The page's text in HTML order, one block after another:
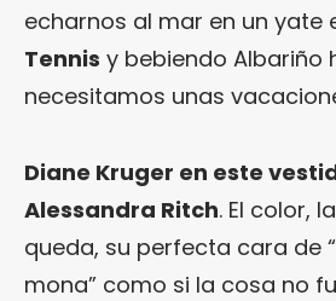
echarnos al mar en un yate
Tennis y bebiendo Albariño
necesitamos unas
Diane Kruger en este
Alessandra Ritch. El color,
queda, su perfecta cara de
mona” como si la cosa no